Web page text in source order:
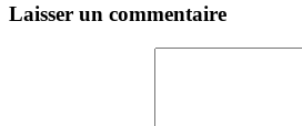
Laisser un commentaire